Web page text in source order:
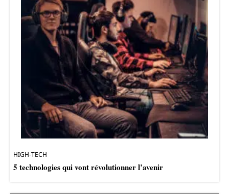
HIGH-TECH
5 technologies qui vont révolutionner l’avenir